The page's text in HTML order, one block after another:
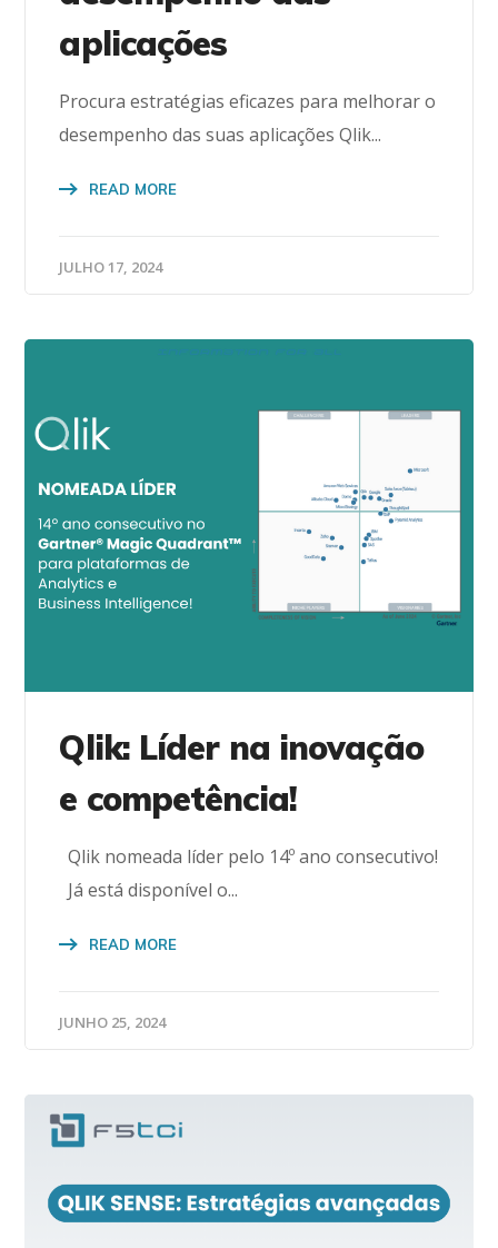
aplicações
Procura estratégias eficazes para melhorar o
desempenho das suas aplicações Qlik...
READ MORE
JULHO 17, 2024
Qlik: Líder na inovação
e competência!
Qlik nomeada líder pelo 14º ano consecutivo!
Já está disponível o...
READ MORE
JUNHO 25, 2024